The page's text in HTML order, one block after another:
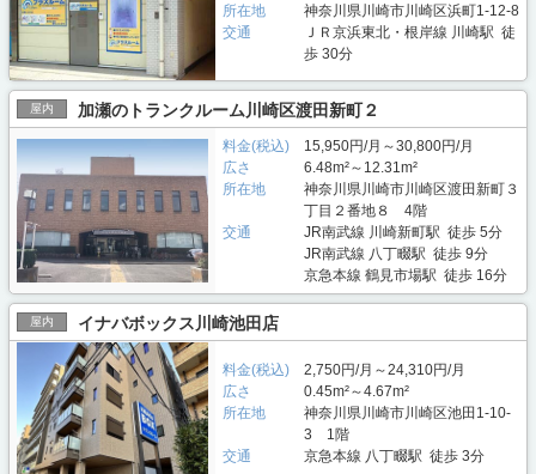
所在地
神奈川県川崎市川崎区浜町1-12-8
交通
ＪＲ京浜東北・根岸線 川崎駅 徒
歩 30分
屋内 加瀬のトランクルーム川崎区渡田新町２
料金(税込)
15,950円/月～30,800円/月
広さ
6.48m²～12.31m²
所在地
神奈川県川崎市川崎区渡田新町３
丁目２番地８ 4階
交通
JR南武線 川崎新町駅 徒歩 5分
JR南武線 八丁畷駅 徒歩 9分
京急本線 鶴見市場駅 徒歩 16分
屋内 イナバボックス川崎池田店
料金(税込)
2,750円/月～24,310円/月
広さ
0.45m²～4.67m²
所在地
神奈川県川崎市川崎区池田1-10-
3 1階
交通
京急本線 八丁畷駅 徒歩 3分